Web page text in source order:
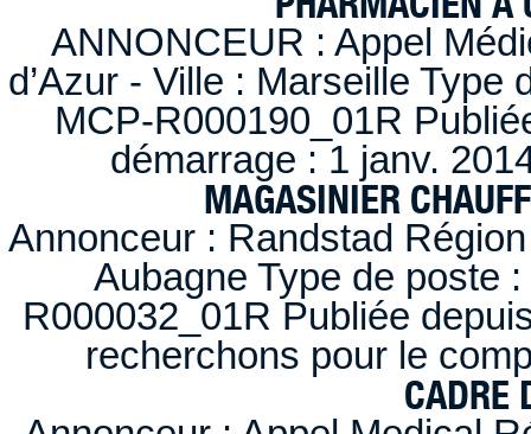
ANNONCEUR : Appel
d’Azur - Ville : Marseille
MCP-R000190_01R
démarrage : 1 janv.
MAGASINIER
Annonceur : Randstad
Aubagne Type de poste
R000032_01R Publiée
recherchons pour le
CADRE